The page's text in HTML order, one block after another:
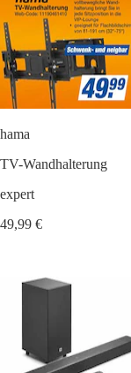
hama
TV-Wandhalterung
expert
49,99 €